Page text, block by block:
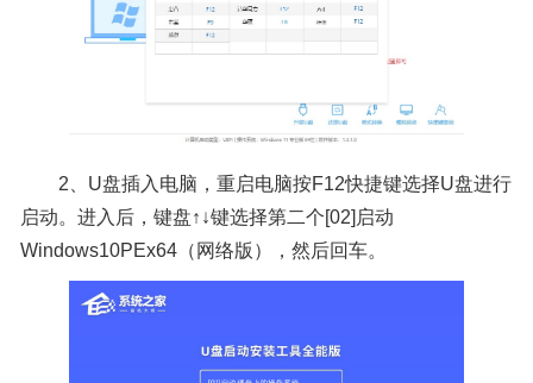
2、U盘插入电脑，重启电脑按F12快捷键选择U盘进行
启动。进入后，键盘↑↓键选择第二个[02]启动
Windows10PEx64（网络版），然后回车。